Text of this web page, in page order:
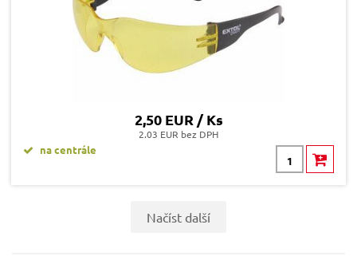
2,50 EUR / Ks
2.03 EUR bez DPH
na centrále
Načíst další